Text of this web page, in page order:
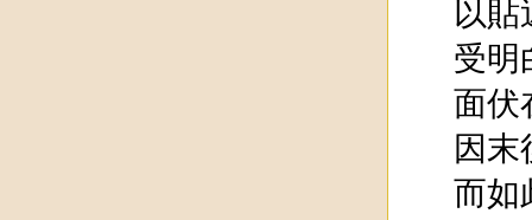
以貼
受明
面伏
因末
而如